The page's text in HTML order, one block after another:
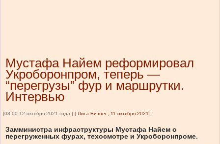
Мустафа Найем реформировал
Укроборонпром, теперь —
“перегрузы” фур и маршрутки.
Интервью
[08:00 12 октября 2021 года ] [ Лига Бизнес, 11 октября 2021 ]
Замминистра инфраструктуры Мустафа Найем о
перегруженных фурах, техосмотре и Укроборонпроме.